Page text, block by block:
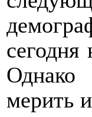
сегодня
Однако
мерить